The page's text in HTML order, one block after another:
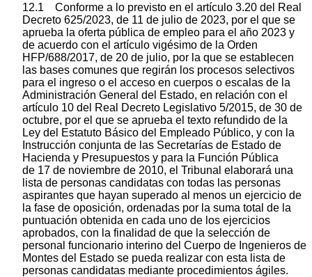
12.1 Conforme a lo previsto en el artículo 3.20 del Real
Decreto 625/2023, de 11 de julio de 2023, por el que se
aprueba la oferta pública de empleo para el año 2023 y
de acuerdo con el artículo vigésimo de la Orden
HFP/688/2017, de 20 de julio, por la que se establecen
las bases comunes que regirán los procesos selectivos
para el ingreso o el acceso en cuerpos o escalas de la
Administración General del Estado, en relación con el
artículo 10 del Real Decreto Legislativo 5/2015, de 30 de
octubre, por el que se aprueba el texto refundido de la
Ley del Estatuto Básico del Empleado Público, y con la
Instrucción conjunta de las Secretarías de Estado de
Hacienda y Presupuestos y para la Función Pública
de 17 de noviembre de 2010, el Tribunal elaborará una
lista de personas candidatas con todas las personas
aspirantes que hayan superado al menos un ejercicio de
la fase de oposición, ordenadas por la suma total de la
puntuación obtenida en cada uno de los ejercicios
aprobados, con la finalidad de que la selección de
personal funcionario interino del Cuerpo de Ingenieros de
Montes del Estado se pueda realizar con esta lista de
personas candidatas mediante procedimientos ágiles.